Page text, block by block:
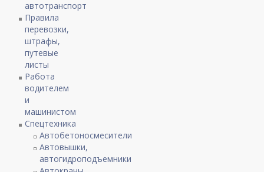
автотранспорт
Правила
перевозки,
штрафы,
путевые
листы
Работа
водителем
и
машинистом
Спецтехника
Автобетоносмесители
Автовышки,
автогидроподъемники